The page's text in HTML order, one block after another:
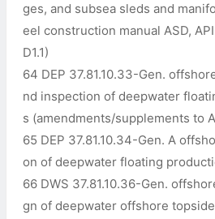
ges, and subsea sleds and
eel construction manual ASD,
D1.1)
64 DEP 37.81.10.33-Gen.
nd inspection of deepwater
s (amendments/supplements to
65 DEP 37.81.10.34-Gen. A
on of deepwater floating
66 DWS 37.81.10.36-Gen.
gn of deepwater offshore